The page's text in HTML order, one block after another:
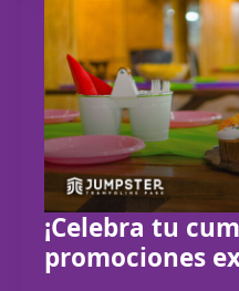
¡Celebra tu
promociones